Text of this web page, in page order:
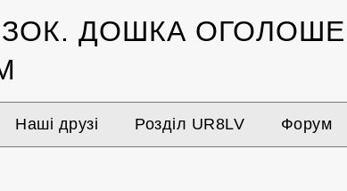
ДОШКА
Наші друзі Розділ UR8LV Форум